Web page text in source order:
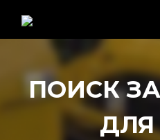
ПОИСК
ДЛЯ